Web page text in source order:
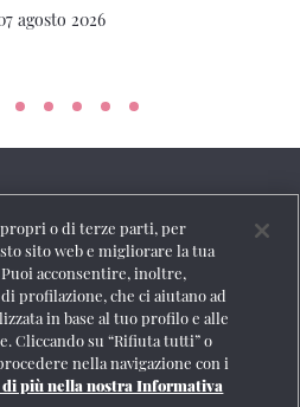
agosto 2026
FS Italiane
o di terze parti, per
sito web e migliorare la tua
acconsentire, inoltre,
profilazione, che ci aiutano ad
in base al tuo profilo e alle
Cliccando su “Rifiuta tutti” o
nella navigazione con i
più nella nostra Informativa